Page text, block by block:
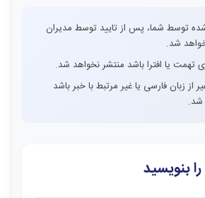
توسط شما، پس از تایید توسط مدیران
شد.
تهمت یا افترا باشد منتشر نخواهد شد.
از زبان فارسی یا غیر مرتبط با خبر باشد
شد.
بنویسید